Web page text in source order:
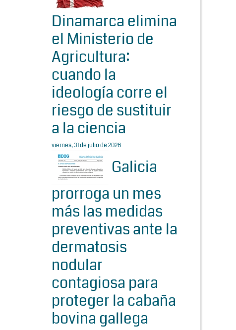
Dinamarca elimina
el Ministerio de
Agricultura:
cuando la
ideología corre el
riesgo de sustituir
a la ciencia
viernes, 31 de julio de 2026
Galicia
prorroga un mes
más las medidas
preventivas ante la
dermatosis
nodular
contagiosa para
proteger la cabaña
bovina gallega